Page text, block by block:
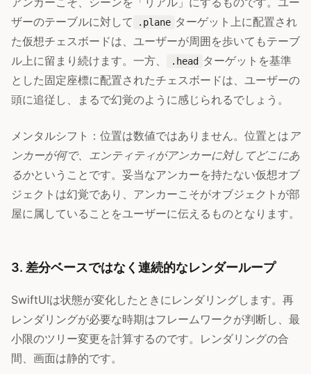
ザーのテーブルに対して
.plane ターゲット上に配置され
た仮想チェスボードは、ユーザーが周囲を歩いてもテーブ
ル上に留まり続けます。一方、
.head
ターゲットを基準
とした固定座標に配置されたチェスボードは、ユーザーの
頭に追従し、まるで幻覚のように感じられるでしょう。
メンタルシフト：位置は数値ではありません。位置とは ア
ンカーが何で、エンティティがアンカーに対してどこにあ
るかということです。妥当なアンカーを持たない仮想オブ
ジェクトは幻覚であり、アンカーこそがオブジェクトが部
屋に属していることをユーザーに伝えるものとなります。
3. 差分ベースではなく連続的なレンダーループ
SwiftUIは状態が変化したときにレンダリングします。再
レンダリングが必要な時期はフレームワークが判断し、最
小限のツリー変更を計算するのです。レンダリングの合
間、画面は静的です。